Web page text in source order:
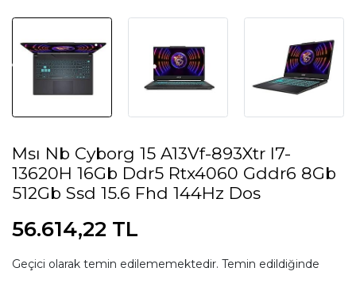
Msı Nb Cyborg 15 A13Vf-893Xtr I7-
13620H 16Gb Ddr5 Rtx4060 Gddr6 8Gb
512Gb Ssd 15.6 Fhd 144Hz Dos
56.614,22 TL
Geçici olarak temin edilememektedir. Temin edildiğinde